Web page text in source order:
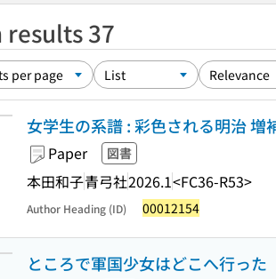
results 37
女学生の系譜 : 彩色される明治 増
Paper 図書
本田和子青弓社2026.1<FC36-R53>
Author Heading (ID) 00012154
ところで軍国少女はどこへ行った